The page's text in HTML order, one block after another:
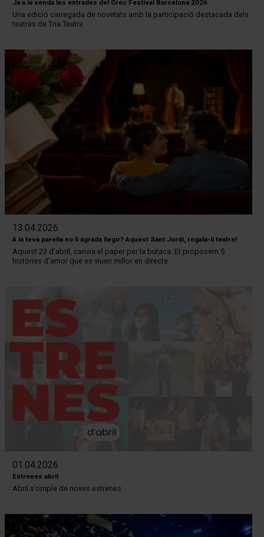
Ja a la venda les entrades del Grec Festival Barcelona 2026
Una edició carregada de novetats amb la participació destacada dels
teatres de Tria Teatre
13.04.2026
A la teva parella no li agrada llegir? Aquest Sant Jordi, regala-li teatre!
Aquest 23 d’abril, canvia el paper per la butaca. Et proposem 5
històries d’amor que es viuen millor en directe.
01.04.2026
Estrenes abril
Abril s’omple de noves estrenes